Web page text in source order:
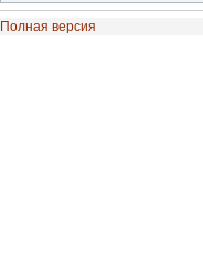
Полная версия